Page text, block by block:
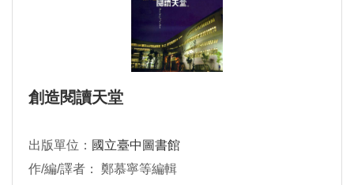
創造閱讀天堂
出版單位： 國立臺中圖書館
作/編/譯者： 鄭慕寧等編輯